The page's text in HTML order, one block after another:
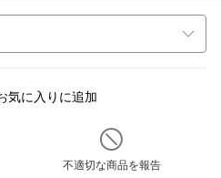
気に入りに追加
不適切な商品を報告